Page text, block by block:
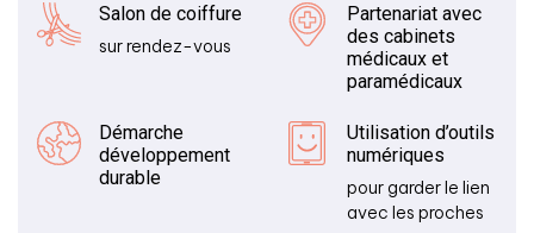
Salon de coiffure
sur rendez-vous
Partenariat avec
des cabinets
médicaux et
paramédicaux
Démarche
développement
durable
Utilisation d’outils
numériques
pour garder le lien
avec les proches